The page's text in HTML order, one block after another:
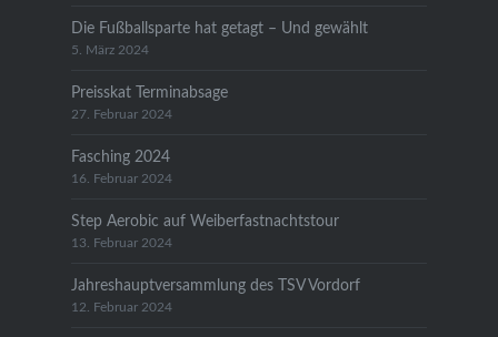
Die Fußballsparte hat getagt – Und gewählt
5. März 2024
Preisskat Terminabsage
27. Februar 2024
Fasching 2024
16. Februar 2024
Step Aerobic auf Weiberfastnachtstour
13. Februar 2024
Jahreshauptversammlung des TSV Vordorf
12. Februar 2024